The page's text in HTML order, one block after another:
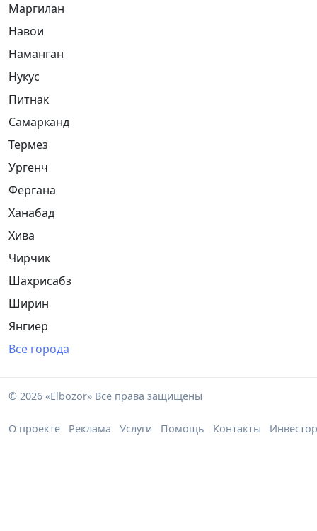
Маргилан
Навои
Наманган
Нукус
Питнак
Самарканд
Термез
Ургенч
Фергана
Ханабад
Хива
Чирчик
Шахрисабз
Ширин
Янгиер
Все города
© 2026 «Elbozor» Все права защищены
О проекте Реклама Услуги Помощь Контакты